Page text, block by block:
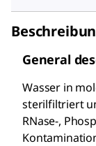
General
Wasser in
sterilfiltriert
RNase-,